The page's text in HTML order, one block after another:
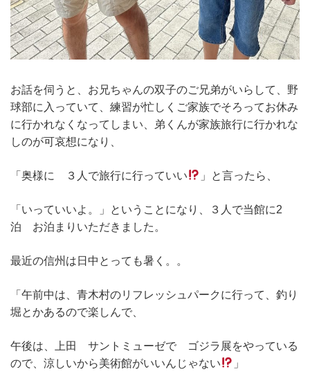
お話を伺うと、お兄ちゃんの双子のご兄弟がいらして、野
球部に入っていて、練習が忙しくご家族でそろってお休み
に行かれなくなってしまい、弟くんが家族旅行に行かれな
しのが可哀想になり、
「奥様に ３人で旅行に行っていい 」と言ったら、
「いっていいよ。」ということになり、３人で当館に2
泊 お泊まりいただきました。
最近の信州は日中とっても暑く。。
「午前中は、青木村のリフレッシュパークに行って、釣り
堀とかあるので楽しんで、
午後は、上田 サントミューゼで ゴジラ展をやっている
ので、涼しいから美術館がいいんじゃない
」